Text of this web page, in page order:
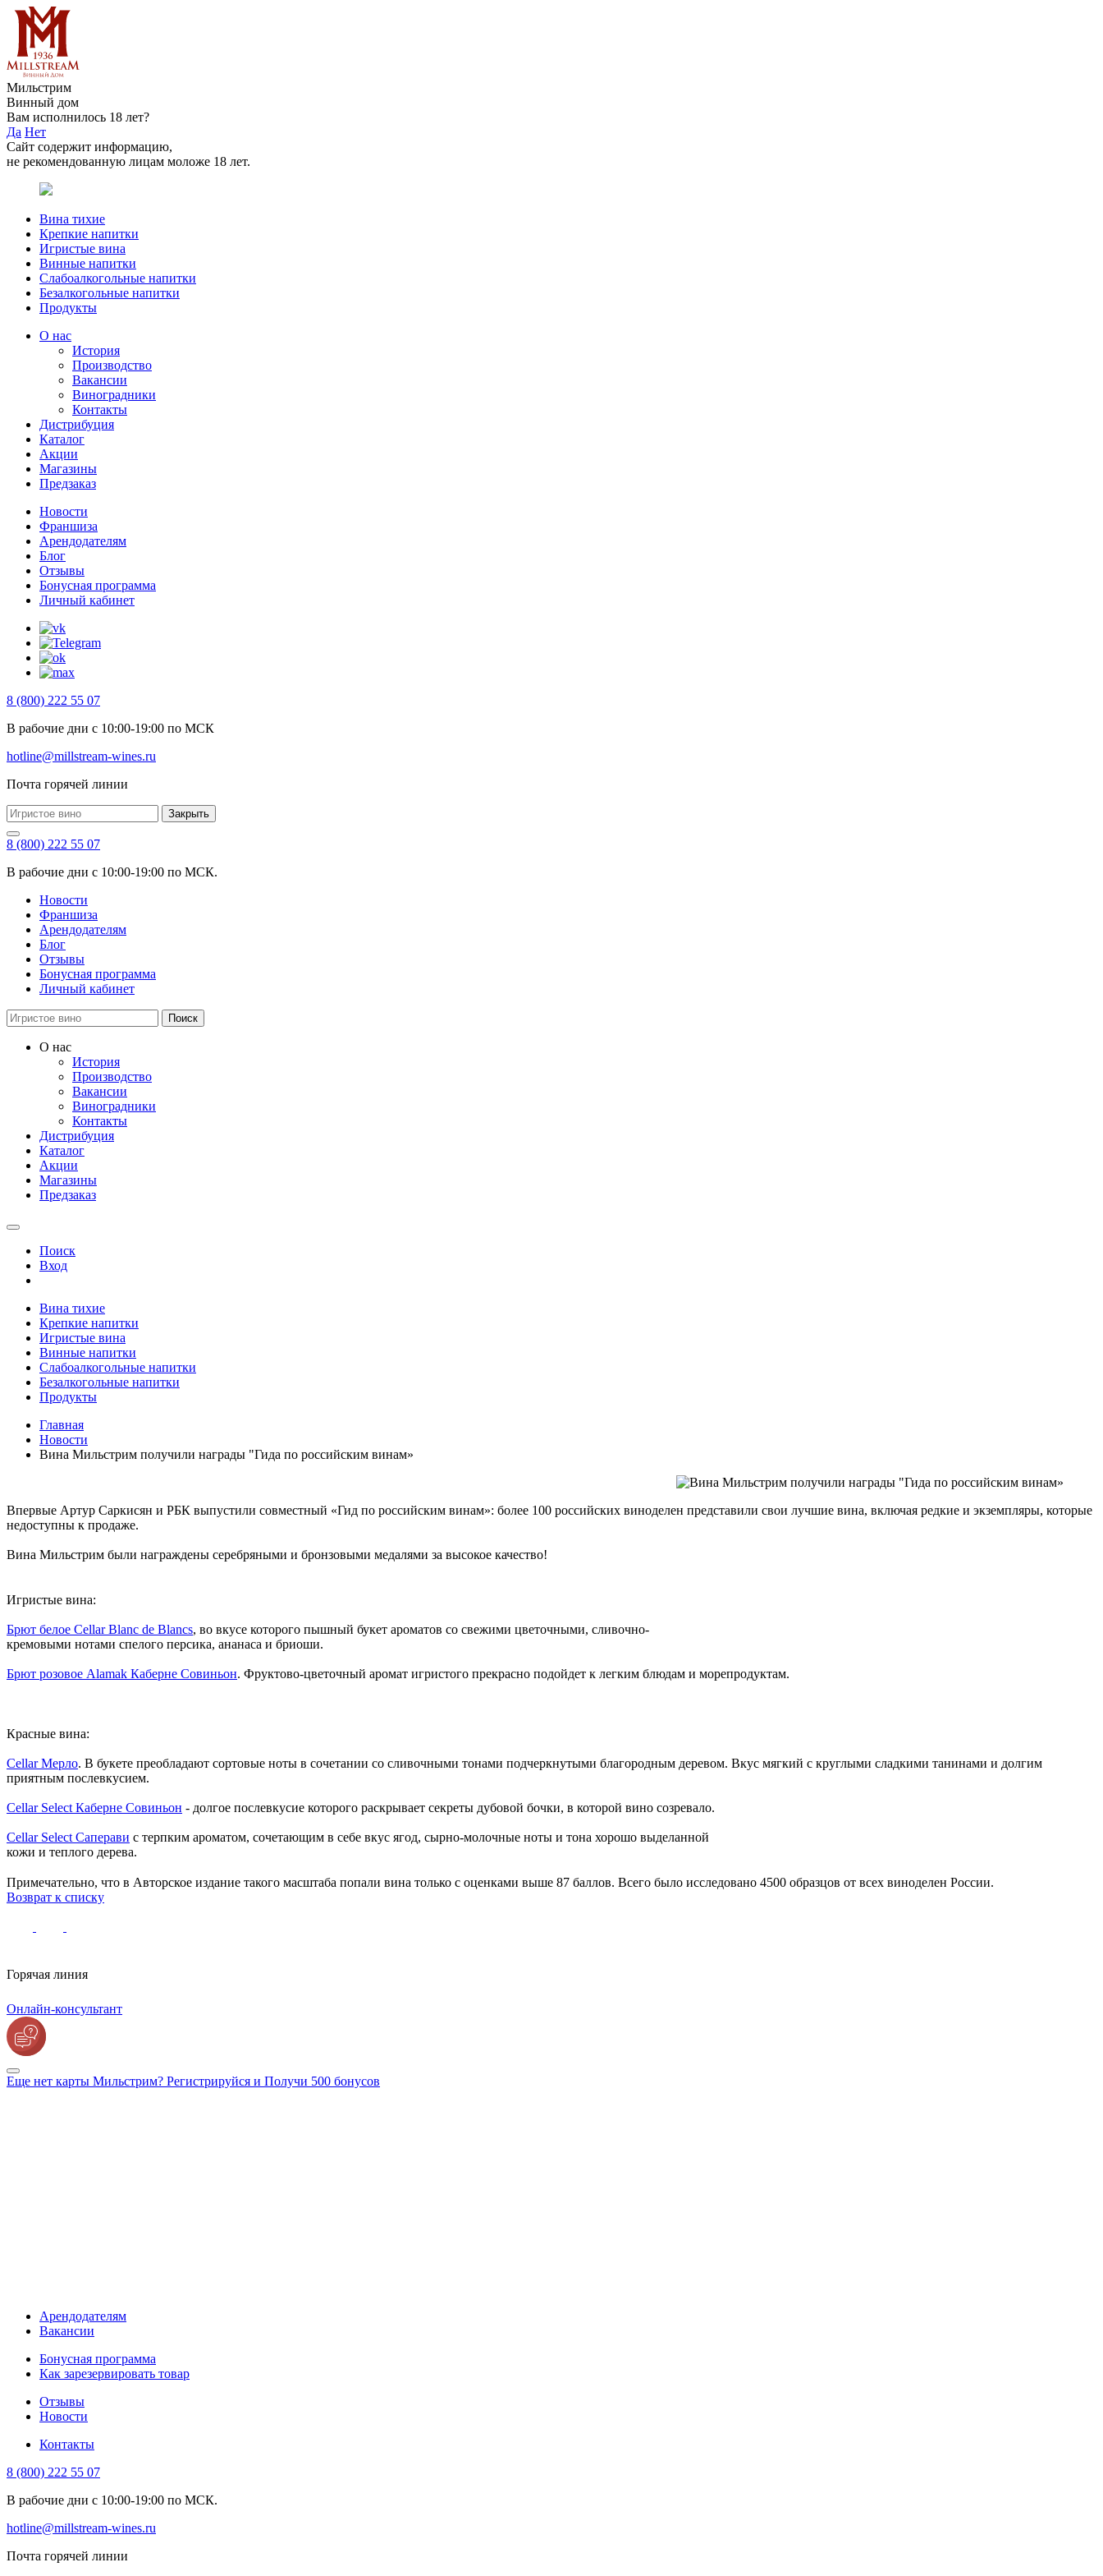
Мильстрим
Винный дом
Вам исполнилось 18 лет?
Да Нет
Сайт содержит информацию,
не рекомендованную лицам моложе 18 лет.
Вина тихие
Крепкие напитки
Игристые вина
Винные напитки
Слабоалкогольные напитки
Безалкогольные напитки
Продукты
О нас
История
Производство
Вакансии
Виноградники
Контакты
Дистрибуция
Каталог
Акции
Магазины
Предзаказ
Новости
Франшиза
Арендодателям
Блог
Отзывы
Бонусная программа
Личный кабинет
8 (800) 222 55 07
В рабочие дни с 10:00-19:00 по МСК
hotline@millstream-wines.ru
Почта горячей линии
Закрыть
8 (800) 222 55 07
В рабочие дни с 10:00-19:00 по МСК.
Новости
Франшиза
Арендодателям
Блог
Отзывы
Бонусная программа
Личный кабинет
Поиск
О нас
История
Производство
Вакансии
Виноградники
Контакты
Дистрибуция
Каталог
Акции
Магазины
Предзаказ
Поиск
Вход
Вина тихие
Крепкие напитки
Игристые вина
Винные напитки
Слабоалкогольные напитки
Безалкогольные напитки
Продукты
Главная
Новости
Вина Мильстрим получили награды "Гида по российским винам»
Впервые Артур Саркисян и РБК выпустили совместный «Гид по российским винам»: более 100 российских виноделен представили свои лучшие вина, включая редкие и экземпляры, которые
недоступны к продаже.
Вина Мильстрим были награждены серебряными и бронзовыми медалями за высокое качество!
Игристые вина:
Брют белое Cellar Blanc de Blancs, во вкусе которого пышный букет ароматов со свежими цветочными, сливочно-
кремовыми нотами спелого персика, ананаса и бриоши.
Брют розовое Alamak Каберне Совиньон. Фруктово-цветочный аромат игристого прекрасно подойдет к легким блюдам и морепродуктам.
Красные вина:
Cellar Мерло. В букете преобладают сортовые ноты в сочетании со сливочными тонами подчеркнутыми благородным деревом. Вкус мягкий с круглыми сладкими танинами и долгим
приятным послевкусием.
Cellar Select Каберне Совиньон - долгое послевкусие которого раскрывает секреты дубовой бочки, в которой вино созревало.
Cellar Select Саперави с терпким ароматом, сочетающим в себе вкус ягод, сырно-молочные ноты и тона хорошо выделанной
кожи и теплого дерева.
Примечательно, что в Авторское издание такого масштаба попали вина только с оценками выше 87 баллов. Всего было исследовано 4500 образцов от всех виноделен России.
Возврат к списку
Горячая линия
Онлайн-консультант
Еще нет карты Мильстрим? Регистрируйся и Получи 500 бонусов
Арендодателям
Вакансии
Бонусная программа
Как зарезервировать товар
Отзывы
Новости
Контакты
8 (800) 222 55 07
В рабочие дни с 10:00-19:00 по МСК.
hotline@millstream-wines.ru
Почта горячей линии